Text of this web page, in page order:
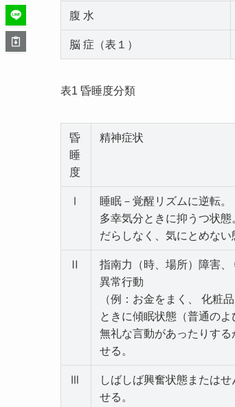
腹 水
脳 症（表１）
表1 昏睡度分類
昏
睡
度
精神症状
Ⅰ
睡眠－覚醒リズムに逆転。
多幸気分ときに抑うつ状態
だらしなく、気にとめない
Ⅱ
指南力（時、場所）障害、
異常行動
（例：お金をまく、 化粧
ときに傾眠状態（普通のよ
無礼な言動があったりす
せる。
Ⅲ
しばしば興奮状態または
せる。